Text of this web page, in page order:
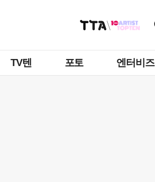
TV텐 포토 엔터비즈